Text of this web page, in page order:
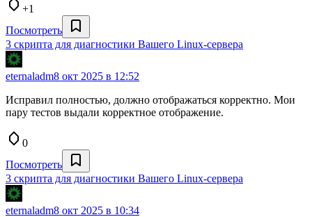
+1
Посмотреть
3 скрипта для диагностики Вашего Linux-сервера
eternaladm8 окт 2025 в 12:52
Исправил полностью, должно отображаться корректно. Мои
пару тестов выдали корректное отображение.
0
Посмотреть
3 скрипта для диагностики Вашего Linux-сервера
eternaladm8 окт 2025 в 10:34